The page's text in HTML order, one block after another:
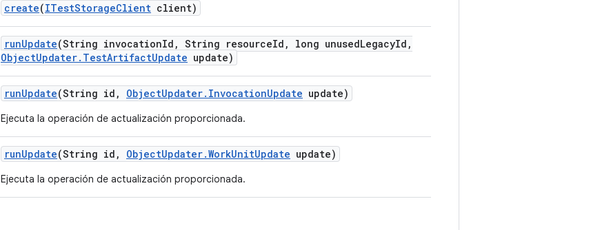
create(ITestStorageClient client)
runUpdate(String invocationId , String resourceId , long unusedLegacyId ,
ObjectUpdater. TestArtifactUpdate update)
runUpdate(String id , ObjectUpdater. InvocationUpdate update)
Ejecuta la operación de actualización proporcionada.
runUpdate(String id , ObjectUpdater.WorkUnitUpdate update)
Ejecuta la operación de actualización proporcionada.